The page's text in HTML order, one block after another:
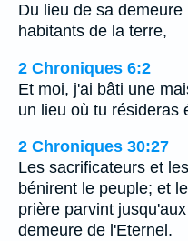
Du lieu de sa
habitants de la terre,
2 Chroniques 6:2
Et moi, j'ai bâti une
un lieu où tu résideras
2 Chroniques 30:27
Les sacrificateurs et
bénirent le peuple; et
prière parvint
demeure de l'Eternel.